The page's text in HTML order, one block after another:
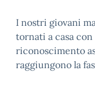
I nostri giovani
tornati a casa
riconoscimento
raggiungono la